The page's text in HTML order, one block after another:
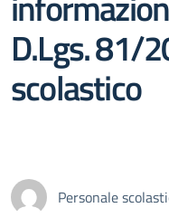
D.Lgs. 81/
scolastico
Personale